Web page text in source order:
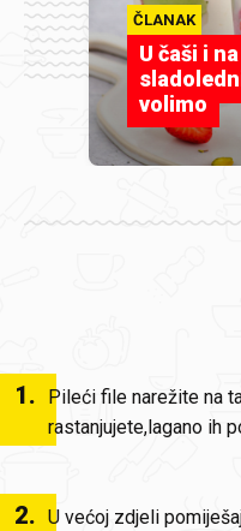
ČLANAK
U čaši i
volimo
1.
Pileći file narežite na
rastanjujete,lagano ih
2. U većoj zdjeli